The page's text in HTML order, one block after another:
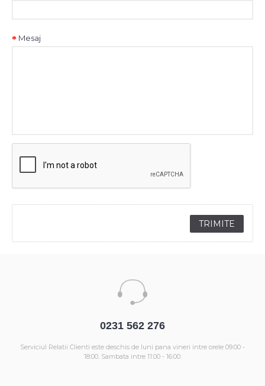
Mesaj
0231 562 276
Serviciul Relatii Clienti este deschis de luni pana vineri intre orele 09:00 -
18:00. Sambata intre 11:00 - 16:00.